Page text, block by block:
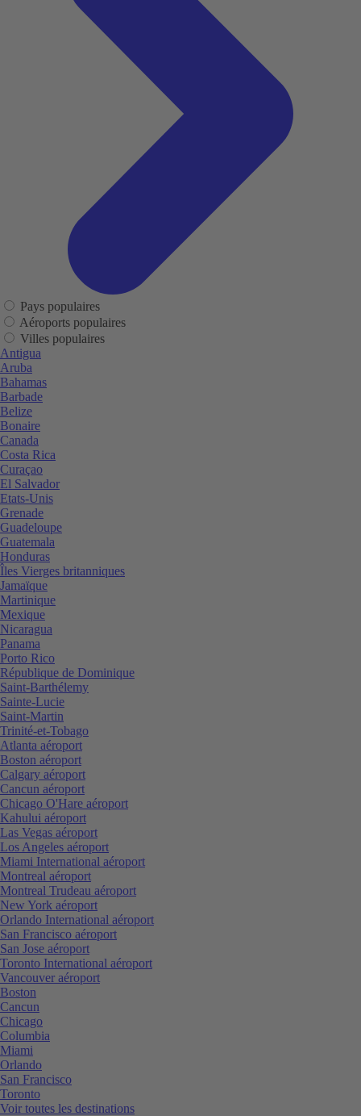
Pays populaires
Aéroports populaires
Villes populaires
Antigua
Aruba
Bahamas
Barbade
Belize
Bonaire
Canada
Costa Rica
Curaçao
El Salvador
Etats-Unis
Grenade
Guadeloupe
Guatemala
Honduras
Îles Vierges britanniques
Jamaïque
Martinique
Mexique
Nicaragua
Panama
Porto Rico
République de Dominique
Saint-Barthélemy
Sainte-Lucie
Saint-Martin
Trinité-et-Tobago
Atlanta aéroport
Boston aéroport
Calgary aéroport
Cancun aéroport
Chicago O'Hare aéroport
Kahului aéroport
Las Vegas aéroport
Los Angeles aéroport
Miami International aéroport
Montreal aéroport
Montreal Trudeau aéroport
New York aéroport
Orlando International aéroport
San Francisco aéroport
San Jose aéroport
Toronto International aéroport
Vancouver aéroport
Boston
Cancun
Chicago
Columbia
Miami
Orlando
San Francisco
Toronto
Voir toutes les destinations